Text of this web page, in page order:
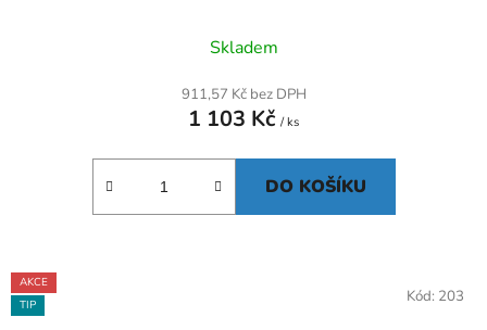
Skladem
911,57 Kč bez DPH
1 103 Kč / ks
DO KOŠÍKU
AKCE
TIP
Kód: 203